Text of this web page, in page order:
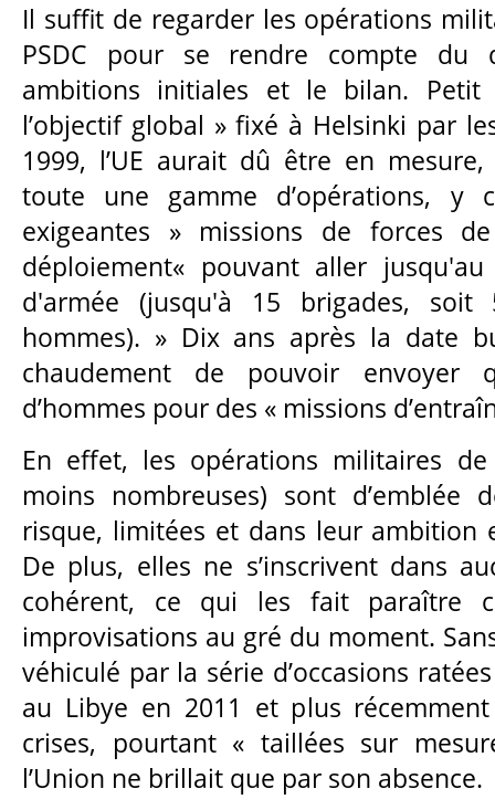
Il suffit de regarder les opérations
PSDC pour se rendre compte du
ambitions initiales et le bilan. Petit
l’objectif global » fixé à Helsinki par
1999, l’UE aurait dû être en
toute une gamme d’opérations, y
exigeantes » missions de forces
déploiement« pouvant aller
d'armée (jusqu'à 15 brigades,
hommes). » Dix ans après la date
chaudement de pouvoir envoyer
d’hommes pour des « missions
En effet, les opérations militaires
moins nombreuses) sont d’emblée
risque, limitées et dans leur ambition
De plus, elles ne s’inscrivent dans
cohérent, ce qui les fait paraître
improvisations au gré du moment.
véhiculé par la série d’occasions
au Libye en 2011 et plus
crises, pourtant « taillées sur
l’Union ne brillait que par son absence.